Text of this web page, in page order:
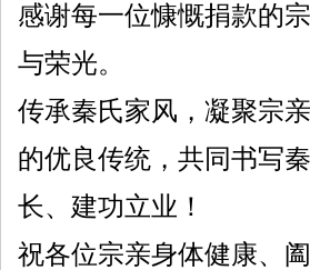
感谢每一位慷慨捐款的
与荣光。
传承秦氏家风，凝聚宗
的优良传统，共同书写
长、建功立业！
祝各位宗亲身体健康、